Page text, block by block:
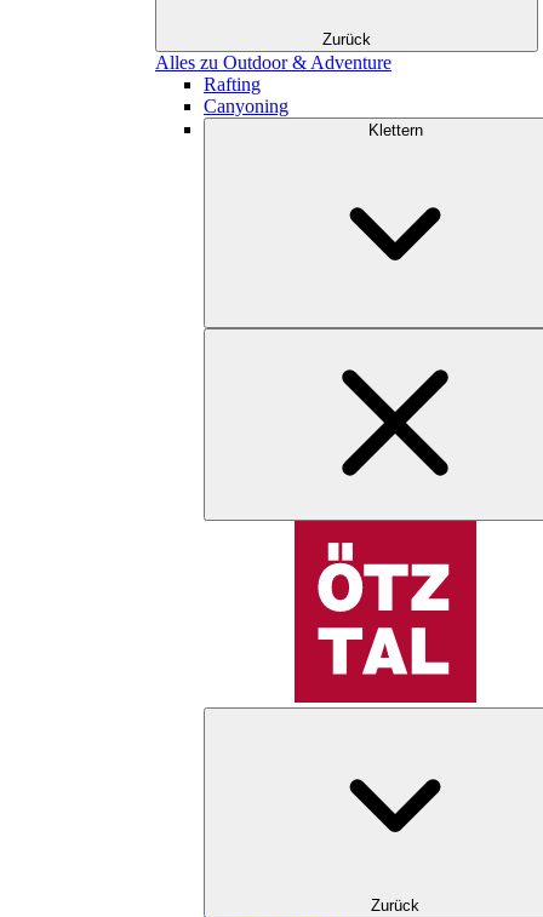
Zurück
Alles zu Outdoor & Adventure
Rafting
Canyoning
Klettern
Zurück